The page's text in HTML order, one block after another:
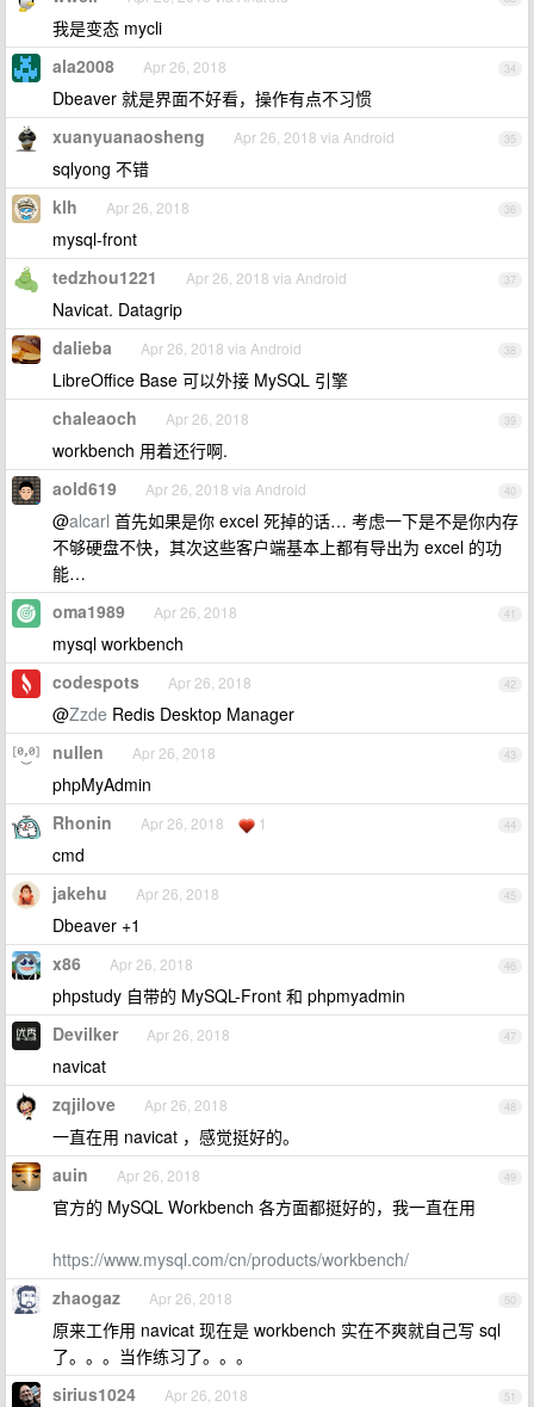
我是变态 mycli
34
ala2008 Apr 26, 2018
Dbeaver 就是界面不好看，操作有点不习惯
35
xuanyuanaosheng Apr 26, 2018 via Android
sqlyong 不错
36
klh Apr 26, 2018
mysql-front
37
tedzhou1221 Apr 26, 2018 via Android
Navicat. Datagrip
38
dalieba Apr 26, 2018 via Android
LibreOffice Base 可以外接 MySQL 引擎
39
chaleaoch Apr 26, 2018
workbench 用着还行啊.
40
aold619 Apr 26, 2018 via Android
@alcarl 首先如果是你 excel 死掉的话… 考虑一下是不是你内存
不够硬盘不快，其次这些客户端基本上都有导出为 excel 的功
能…
41
oma1989 Apr 26, 2018
mysql workbench
42
codespots Apr 26, 2018
@Zzde Redis Desktop Manager
43
nullen Apr 26, 2018
phpMyAdmin
44
Rhonin Apr 26, 2018 1
cmd
45
jakehu Apr 26, 2018
Dbeaver +1
46
x86 Apr 26, 2018
phpstudy 自带的 MySQL-Front 和 phpmyadmin
47
Devilker Apr 26, 2018
navicat
48
zqjilove Apr 26, 2018
一直在用 navicat ，感觉挺好的。
49
auin Apr 26, 2018
官方的 MySQL Workbench 各方面都挺好的，我一直在用
https://www.mysql.com/cn/products/workbench/
50
zhaogaz Apr 26, 2018
原来工作用 navicat 现在是 workbench 实在不爽就自己写 sql
了。。。当作练习了。。。
51
sirius1024 Apr 26, 2018